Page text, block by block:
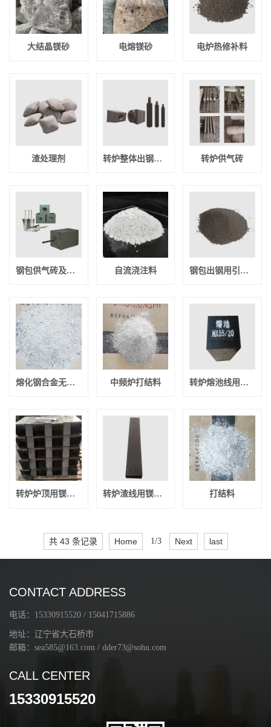
大结晶镁砂 电熔镁砂 电炉热修补料
渣处理剂 转炉整体出钢口和外保护套砖 转炉供气砖
钢包供气砖及座砖 自流浇注料 钢包出钢用引流砂
熔化钢合金无芯感应炉材料 中频炉打结料 转炉熔池线用镁碳砖
转炉炉顶用镁碳砖 转炉渣线用镁碳砖 打结料
共 43 条记录 Home 1/3 Next last
CONTACT ADDRESS
电话：15330915520 / 15041715886
地址：辽宁省大石桥市
邮箱：sea585@163.com / dder73@sohu.com
CALL CENTER
15330915520